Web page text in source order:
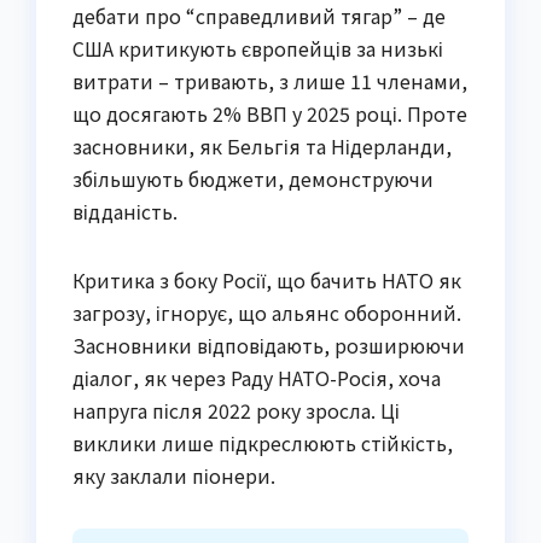
дебати про “справедливий тягар” – де
США критикують європейців за низькі
витрати – тривають, з лише 11 членами,
що досягають 2% ВВП у 2025 році. Проте
засновники, як Бельгія та Нідерланди,
збільшують бюджети, демонструючи
відданість.
Критика з боку Росії, що бачить НАТО як
загрозу, ігнорує, що альянс оборонний.
Засновники відповідають, розширюючи
діалог, як через Раду НАТО-Росія, хоча
напруга після 2022 року зросла. Ці
виклики лише підкреслюють стійкість,
яку заклали піонери.